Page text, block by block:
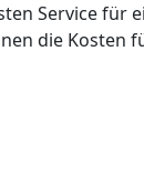
Service für
die Kosten